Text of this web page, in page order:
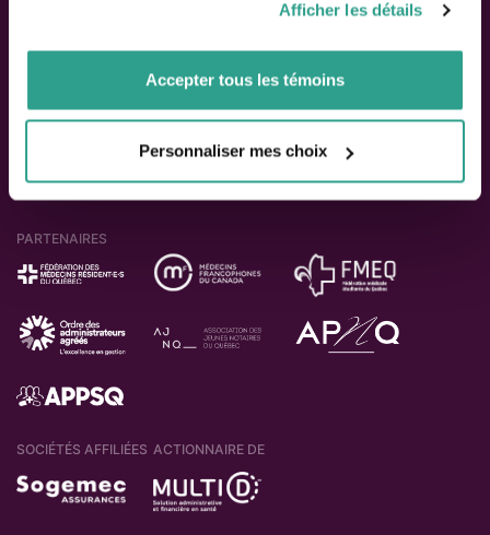
vous leur auriez fournies ou qu’ils auraient collectées lors
de votre utilisation de leurs services.
Afficher les détails
Accepter tous les témoins
Personnaliser mes choix
PARTENAIRES
SOCIÉTÉS AFFILIÉES ACTIONNAIRE DE